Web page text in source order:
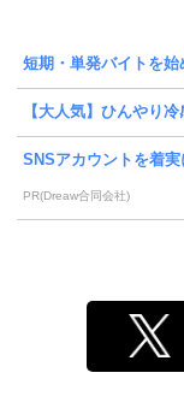
短期・単発バイトを
【大人気】ひんやり
SNSアカウントを着実
PR(Dreaw合同会社)